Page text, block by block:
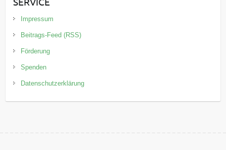
Impressum
Beitrags-Feed (RSS)
Förderung
Spenden
Datenschutzerklärung